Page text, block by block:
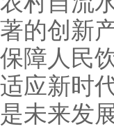
著的创新
保障人民
适应新时
是未来发